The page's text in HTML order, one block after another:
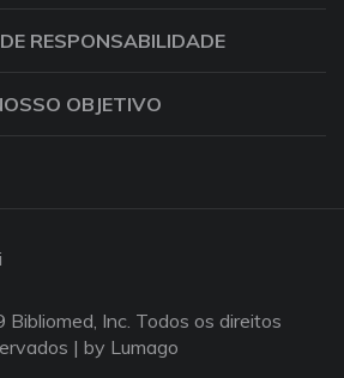
RESPONSABILIDADE
OBJETIVO
Inc. Todos os direitos
| by Lumago